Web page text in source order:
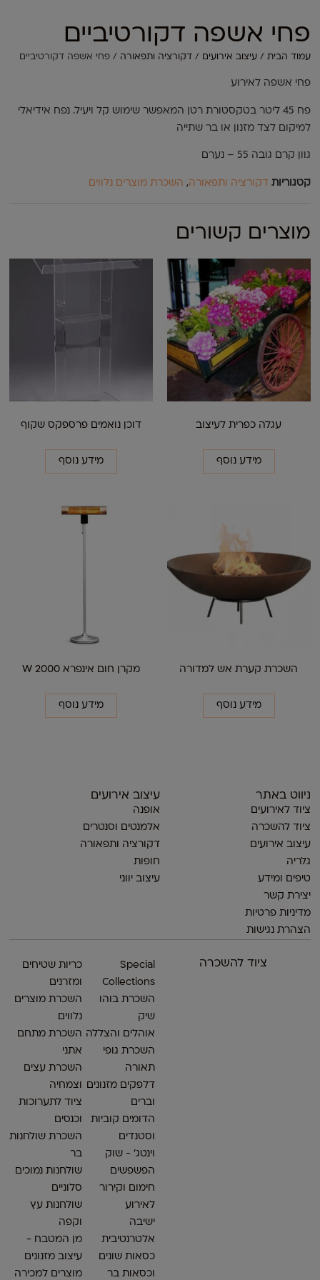
פחי אשפה דקורטיביים
עמוד הבית /עיצוב אירועים /דקורציה ותפאורה / פחי אשפה דקורטיביים
פחי אשפה לאירוע
פח 45 ליטר בטקסטורת רטן המאפשר שימוש קל ויעיל. נפח אידיאלי
למיקום לצד מזנון או בר שתייה
גוון קרם גובה 55 – נערם
קטגוריות דקורציה ותפאורה, השכרת מוצרים נלווים
מוצרים קשורים
עגלה כפרית לעיצוב
מידע נוסף
דוכן נואמים פרספקס שקוף
מידע נוסף
השכרת קערת אש למדורה
מידע נוסף
מקרן חום אינפרא 2000 W
מידע נוסף
ניווט באתר
ציוד לאירועים
ציוד להשכרה
עיצוב אירועים
גלריה
טיפים ומידע
יצירת קשר
מדיניות פרטיות
הצהרת נגישות
ציוד להשכרה
Special
Collections
השכרת בוהו
שיק
אוהלים והצללה
השכרת גופי
תאורה
דלפקים מזנונים
וברים
הדומים קוביות
וסטנדים
וינטג׳ - שוק
הפשפשים
חימום וקירור
לאירוע
ישיבה
אלטרנטיבית
כסאות שונים
וכסאות בר
כריות שטיחים
ומזרנים
השכרת מוצרים
נלווים
השכרת מתחם
אתני
השכרת עצים
וצמחיה
ציוד לתערוכות
וכנסים
השכרת שולחנות
בר
שולחנות נמוכים
סלוניים
שולחנות עץ
וקפה
מן המטבח -
עיצוב מזנונים
מוצרים למכירה
עיצוב אירועים
אופנה
אלמנטים וסנטרים
דקורציה ותפאורה
חופות
עיצוב יווני